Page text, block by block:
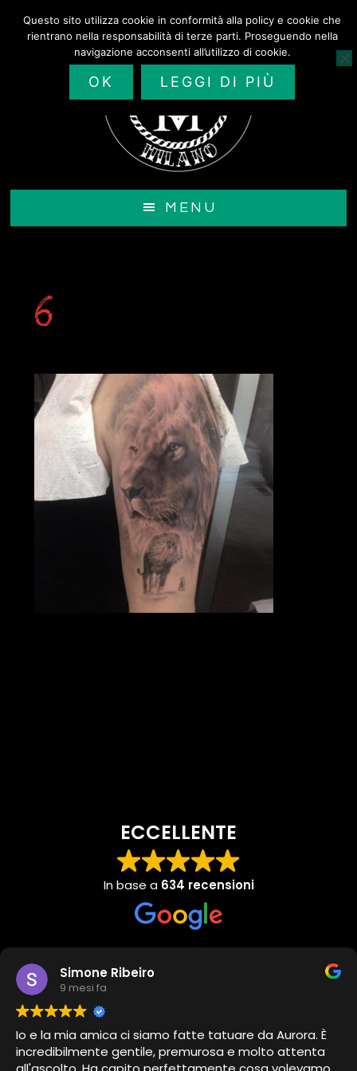
MENU
6
ECCELLENTE
In base a 634 recensioni
Simone Ribeiro
9 mesi fa
Io e la mia amica ci siamo fatte tatuare da Aurora. È
incredibilmente gentile, premurosa e molto attenta
Questo sito utilizza cookie in conformità alla policy e cookie che
rientrano nella responsabilità di terze parti. Proseguendo nella
navigazione acconsenti all’utilizzo di cookie.
OK LEGGI DI PIÙ